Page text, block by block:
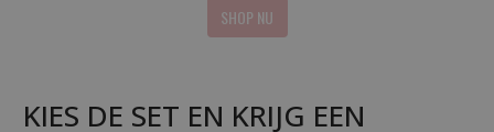
SHOP NU
KIES DE SET EN KRIJG EEN